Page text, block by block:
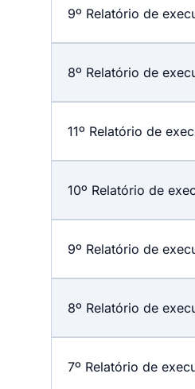
9º Relatório de
8º Relatório de
11º Relatório de
10º Relatório de
9º Relatório de
8º Relatório de
7º Relatório de